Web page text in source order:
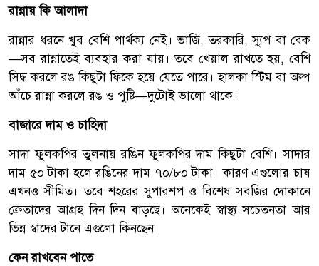
রান্নায় কি আলাদা
রান্নার ধরনে খুব বেশি পার্থক্য নেই। ভাজি, তরকারি, স্যুপ বা বেক
—সব রান্নাতেই ব্যবহার করা যায়। তবে খেয়াল রাখতে হয়, বেশি
সিদ্ধ করলে রঙ কিছুটা ফিকে হয়ে যেতে পারে। হালকা স্টিম বা অল্প
আঁচে রান্না করলে রঙ ও পুষ্টি—দুটোই ভালো থাকে।
বাজারে দাম ও চাহিদা
সাদা ফুলকপির তুলনায় রঙিন ফুলকপির দাম কিছুটা বেশি। সাদার
দাম ৫০ টাকা হলে রঙিনের দাম ৭০/৮০ টাকা। কারণ এগুলোর চাষ
এখনও সীমিত। তবে শহরের সুপারশপ ও বিশেষ সবজির দোকানে
ক্রেতাদের আগ্রহ দিন দিন বাড়ছে। অনেকেই স্বাস্থ্য সচেতনতা আর
ভিন্ন স্বাদের টানে এগুলো কিনছেন।
কেন রাখবেন পাতে